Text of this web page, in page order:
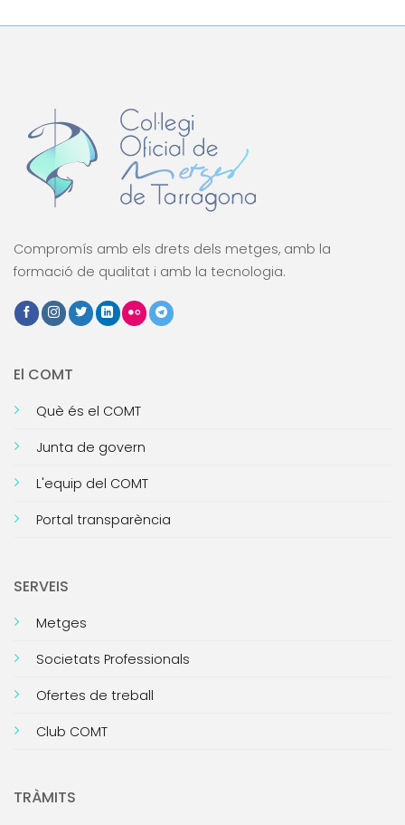
Compromís amb els drets dels metges, amb la
formació de qualitat i amb la tecnologia.
El COMT
Què és el COMT
Junta de govern
L'equip del COMT
Portal transparència
SERVEIS
Metges
Societats Professionals
Ofertes de treball
Club COMT
TRÀMITS